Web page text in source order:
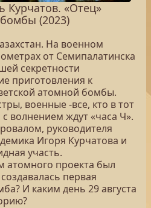
Курчатов. «Отец»
(2023)
На военном
от Семипалатинска
секретности
приготовления к
атомной бомбы.
военные -все, кто в тот
волнением ждут «часа Ч».
руководителя
Игоря Курчатова и
участь.
атомного проекта был
первая
И каким день 29 августа